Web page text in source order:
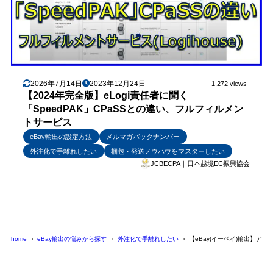
2026年7月14日 2023年12月24日 1,272 views
【2024年完全版】eLogi責任者に聞く
「SpeedPAK」CPaSSとの違い、フルフィルメン
トサービス
eBay輸出の設定方法
メルマガバックナンバー
外注化で手離れしたい
梱包・発送ノウハウをマスターしたい
JCBECPA｜日本越境EC振興協会
home eBay輸出の悩みから探す 外注化で手離れしたい 【eBay(イーベイ)輸出】ア